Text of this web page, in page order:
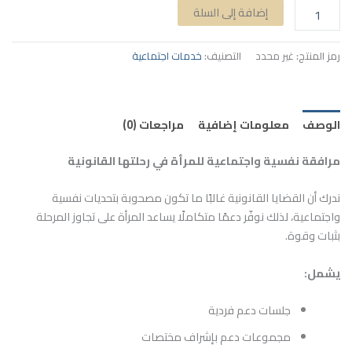
إضافة إلى السلة
رمز المنتج: غير محدد التصنيف: خدمات اجتماعية
الوصف معلومات إضافية
مراجعات (0)
مرافقة نفسية واجتماعية للمرأة في رحلتها القانونية
ندرك أن القضايا القانونية غالبًا ما تكون مصحوبة بتحديات نفسية
واجتماعية، لذلك نوفّر دعمًا متكاملًا يساعد المرأة على تجاوز المرحلة
بثبات وقوة.
يشمل:
جلسات دعم فردية
مجموعات دعم بإشراف مختصات